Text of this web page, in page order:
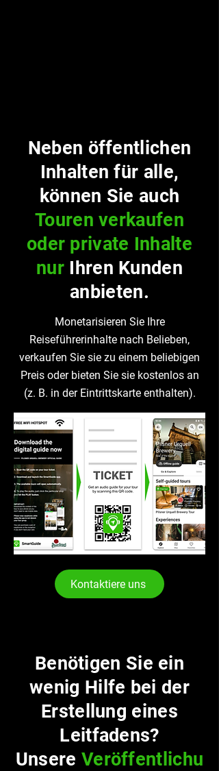
Neben öffentlichen
Inhalten für alle,
können Sie auch
Touren verkaufen
oder private Inhalte
nur Ihren Kunden
anbieten.
Monetarisieren Sie Ihre
Reiseführerinhalte nach Belieben,
verkaufen Sie sie zu einem beliebigen
Preis oder bieten Sie sie kostenlos an
(z. B. in der Eintrittskarte enthalten).
Kontaktiere uns
Benötigen Sie ein
wenig Hilfe bei der
Erstellung eines
Leitfadens?
Unsere Veröffentlichu